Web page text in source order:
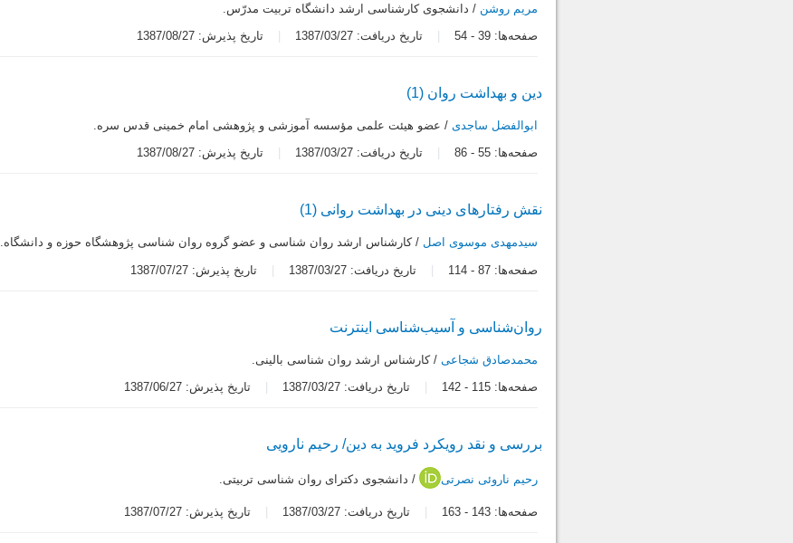
مریم روشن / دانشجوى کارشناسى ارشد دانشگاه تربیت مدرّس.
صفحه‌ها: 39
-
54 تاریخ دریافت: 1387/03/27 تاریخ پذیرش: 1387/08/27
دین و بهداشت روان (1)
ابوالفضل ساجدی/ عضو هیئت علمى مؤسسه آموزشى و پژوهشى امام خمینى قدس سره.
صفحه‌ها: 55
-
86 تاریخ دریافت: 1387/03/27 تاریخ پذیرش: 1387/08/27
نقش رفتارهاى دینى در بهداشت روانى (1)
سیدمهدی موسوی اصل / کارشناس ارشد روان شناسى و عضو گروه روان شناسى پژوهشگاه حوزه و دانشگاه.
صفحه‌ها: 87
-
114 تاریخ دریافت: 1387/03/27 تاریخ پذیرش: 1387/07/27
روان‌شناسى و آسیب‌شناسى اینترنت
محمدصادق شجاعی / کارشناس ارشد روان شناسى بالینی.
صفحه‌ها: 115
-
142 تاریخ دریافت: 1387/03/27 تاریخ پذیرش: 1387/06/27
بررسى و نقد رویکرد فروید به دین/ رحیم نارویى
رحیم ناروئی نصرتی / دانشجوى دکتراى روان شناسى تربیتی.
صفحه‌ها: 143
-
163 تاریخ دریافت: 1387/03/27 تاریخ پذیرش: 1387/07/27